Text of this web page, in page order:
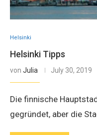
Helsinki
Helsinki Tipps
von Julia July 30, 2019
Die finnische
gegründet, aber die